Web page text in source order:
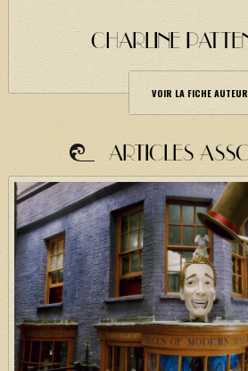
CHARLINE
VOIR LA FICHE AUTEUR
ARTICLES